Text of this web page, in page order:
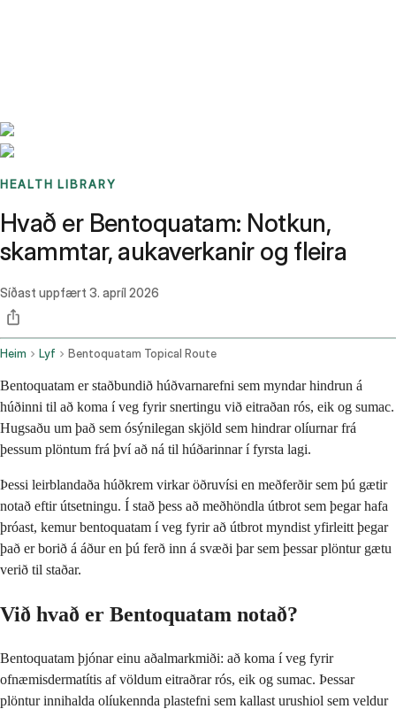
HEALTH LIBRARY
Hvað er Bentoquatam: Notkun,
skammtar, aukaverkanir og fleira
Síðast uppfært 3. apríl 2026
Heim Lyf Bentoquatam Topical Route
Bentoquatam er staðbundið húðvarnarefni sem myndar hindrun á
húðinni til að koma í veg fyrir snertingu við eitraðan rós, eik og sumac.
Hugsaðu um það sem ósýnilegan skjöld sem hindrar olíurnar frá
þessum plöntum frá því að ná til húðarinnar í fyrsta lagi.
Þessi leirblandaða húðkrem virkar öðruvísi en meðferðir sem þú gætir
notað eftir útsetningu. Í stað þess að meðhöndla útbrot sem þegar hafa
þróast, kemur bentoquatam í veg fyrir að útbrot myndist yfirleitt þegar
það er borið á áður en þú ferð inn á svæði þar sem þessar plöntur gætu
verið til staðar.
Við hvað er Bentoquatam notað?
Bentoquatam þjónar einu aðalmarkmiði: að koma í veg fyrir
ofnæmisdermatítis af völdum eitraðrar rós, eik og sumac. Þessar
plöntur innihalda olíukennda plastefni sem kallast urushiol sem veldur